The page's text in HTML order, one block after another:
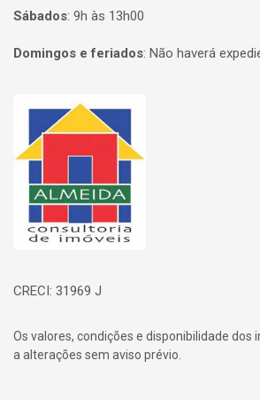
Sábados: 9h às 13h00
Domingos e feriados: Não haverá
Página inicial
CRECI: 31969 J
Os valores, condições e disponibilidade dos
a alterações sem aviso prévio.